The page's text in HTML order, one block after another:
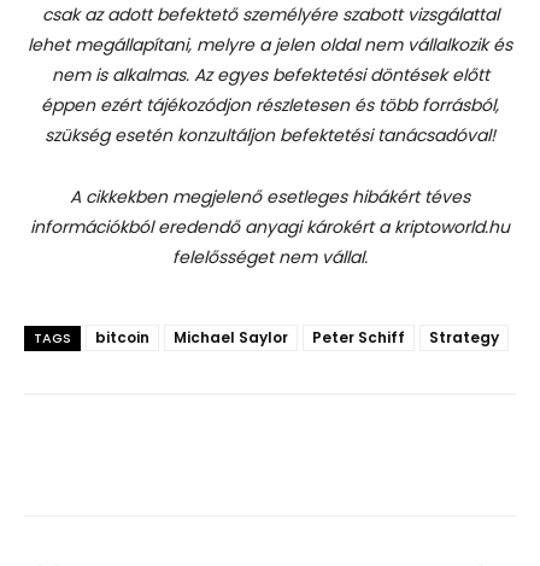
csak az adott befektető személyére szabott vizsgálattal
lehet megállapítani, melyre a jelen oldal nem vállalkozik és
nem is alkalmas. Az egyes befektetési döntések előtt
éppen ezért tájékozódjon részletesen és több forrásból,
szükség esetén konzultáljon befektetési tanácsadóval!
A cikkekben megjelenő esetleges hibákért téves
információkból eredendő anyagi károkért a kriptoworld.hu
felelősséget nem vállal.
TAGS bitcoin Michael Saylor Peter Schiff Strategy